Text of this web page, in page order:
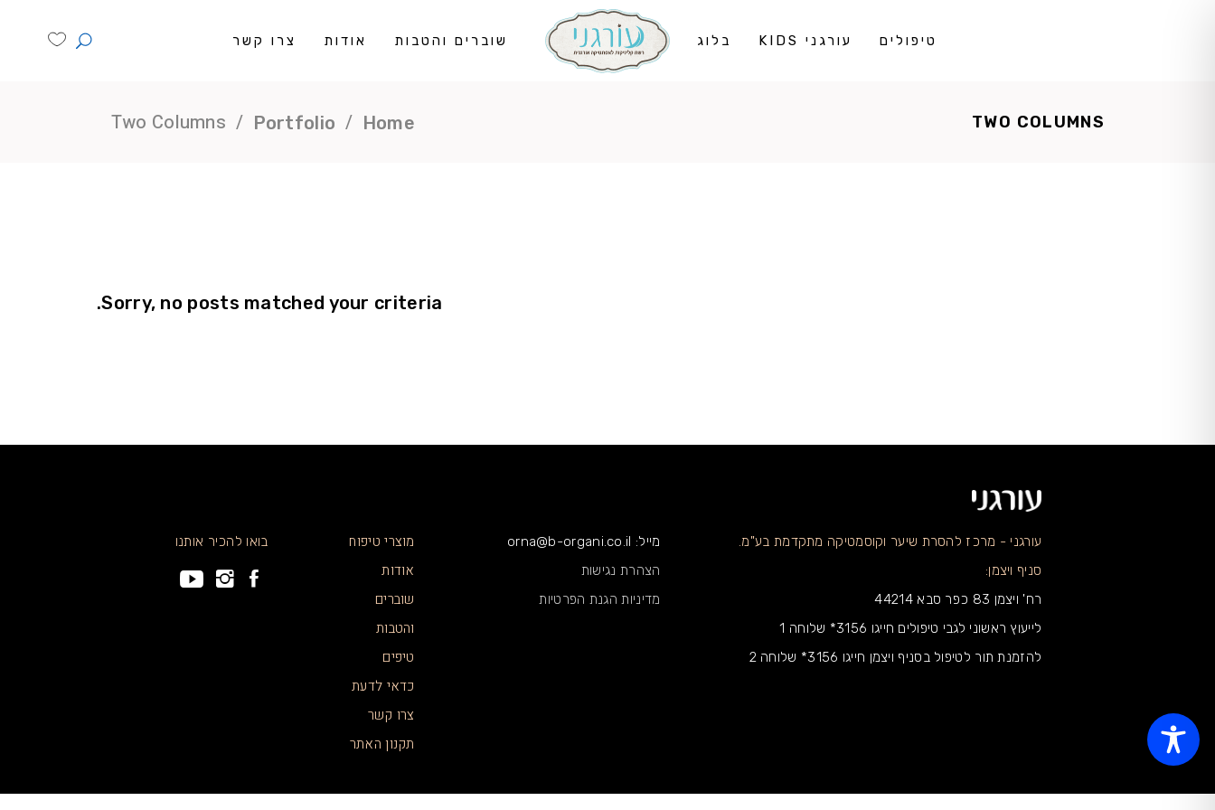
צרו קשר אודות שוברים והטבות בלוג עורגני KIDS טיפולים
TWO COLUMNS
Home
/
Portfolio
/
Two Columns
Sorry, no posts matched your criteria.
בואו להכיר אותנו
מוצרי טיפוח
אודות
שוברים
והטבות
טיפים
כדאי לדעת
צרו קשר
תקנון האתר
מייל: orna@b-organi.co.il
הצהרת נגישות
מדיניות הגנת הפרטיות
עורגני - מרכז להסרת שיער וקוסמטיקה מתקדמת בע"מ.
סניף ויצמן:
רח' ויצמן 83 כפר סבא 44214
לייעוץ ראשוני לגבי טיפולים חייגו 3156* שלוחה 1
להזמנת תור לטיפול בסניף ויצמן חייגו 3156* שלוחה 2